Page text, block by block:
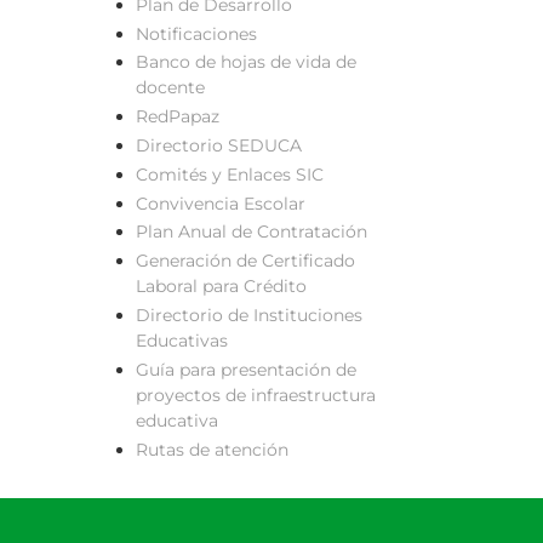
Plan de Desarrollo
Notificaciones
Banco de hojas de vida de
docente
RedPapaz
Directorio SEDUCA
Comités y Enlaces SIC
Convivencia Escolar
Plan Anual de Contratación
Generación de Certificado
Laboral para Crédito
Directorio de Instituciones
Educativas
Guía para presentación de
proyectos de infraestructura
educativa
Rutas de atención